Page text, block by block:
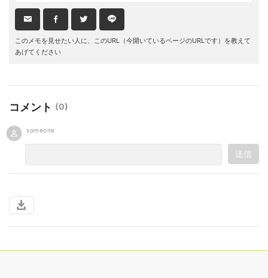
このメモを見せたい人に、このURL（今開いているページのURLです）を教えて
あげてください
コメント (0)
someone
送信